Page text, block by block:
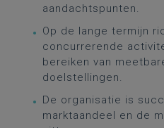
aandachtspunten.
Op de lange termijn
concurrerende
bereiken van
doelstellingen.
De organisatie is
marktaandeel en de